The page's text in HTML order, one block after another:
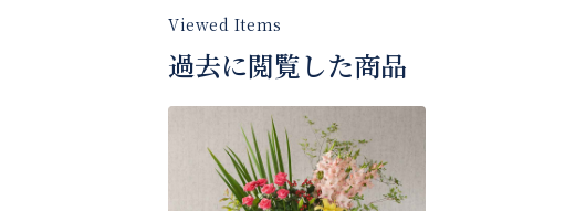
過去に閲覧した商品